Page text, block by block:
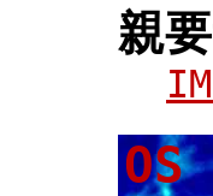
親
OS